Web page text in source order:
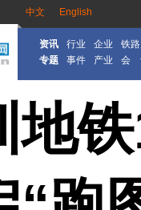
中文 English
资讯 行业 企业 铁
专题
事件 产业 会
地